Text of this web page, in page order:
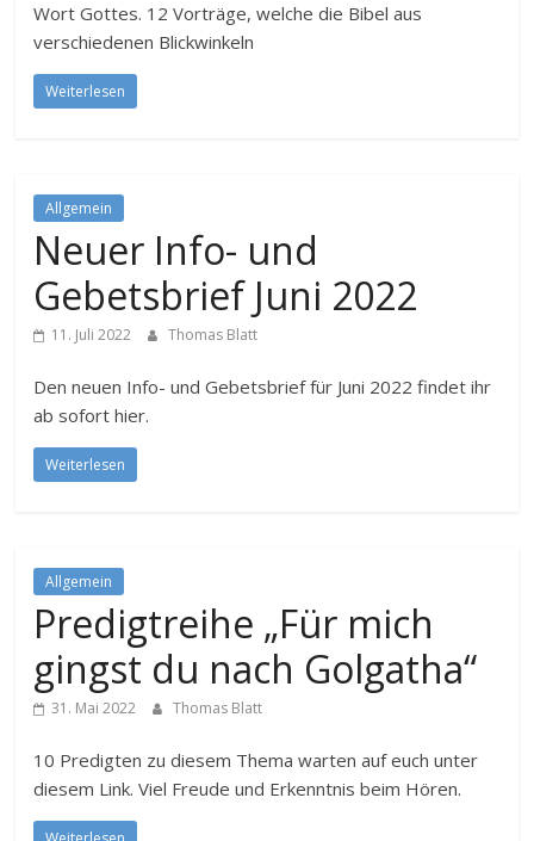
Wort Gottes. 12 Vorträge, welche die Bibel aus
verschiedenen Blickwinkeln
Weiterlesen
Allgemein
Neuer Info- und
Gebetsbrief Juni 2022
11. Juli 2022 Thomas Blatt
Den neuen Info- und Gebetsbrief für Juni 2022 findet ihr
ab sofort hier.
Weiterlesen
Allgemein
Predigtreihe „Für mich
gingst du nach Golgatha“
31. Mai 2022 Thomas Blatt
10 Predigten zu diesem Thema warten auf euch unter
diesem Link. Viel Freude und Erkenntnis beim Hören.